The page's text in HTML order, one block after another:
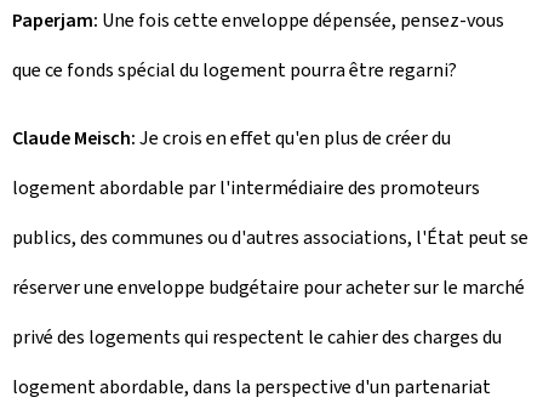
Paperjam: Une fois cette enveloppe dépensée, pensez-vous
que ce fonds spécial du logement pourra être regarni?
Claude Meisch:Je crois en effet qu'en plus de créer du
logement abordable par l'intermédiaire des promoteurs
publics, des communes ou d'autres associations, l'État peut se
réserver une enveloppe budgétaire pour acheter sur le marché
privé des logements qui respectent le cahier des charges du
logement abordable, dans la perspective d'un partenariat